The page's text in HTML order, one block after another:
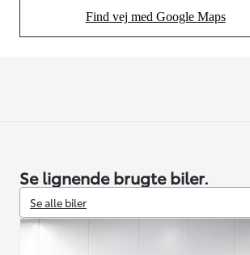
Find vej med Google Maps
(Opens in new tab)
Se lignende brugte biler.
Se alle biler